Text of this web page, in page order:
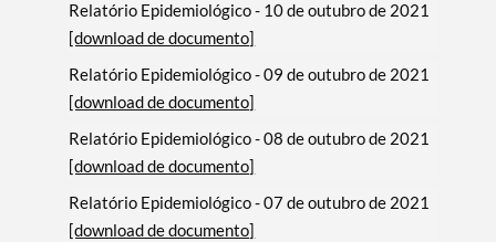
Relatório Epidemiológico - 10 de outubro de 2021
[download de documento]
Relatório Epidemiológico - 09 de outubro de 2021
[download de documento]
Relatório Epidemiológico - 08 de outubro de 2021
[download de documento]
Relatório Epidemiológico - 07 de outubro de 2021
[download de documento]